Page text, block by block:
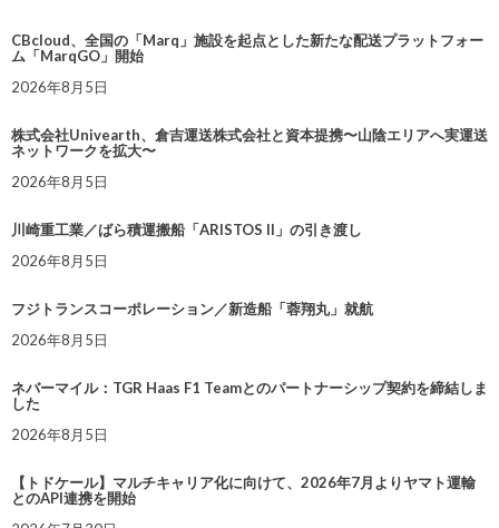
CBcloud、全国の「Marq」施設を起点とした新たな配送プラットフォー
ム「MarqGO」開始
2026年8月5日
株式会社Univearth、倉吉運送株式会社と資本提携〜山陰エリアへ実運送
ネットワークを拡大〜
2026年8月5日
川崎重工業／ばら積運搬船「ARISTOS II」の引き渡し
2026年8月5日
フジトランスコーポレーション／新造船「蓉翔丸」就航
2026年8月5日
ネバーマイル：TGR Haas F1 Teamとのパートナーシップ契約を締結しま
した
2026年8月5日
【トドケール】マルチキャリア化に向けて、2026年7月よりヤマト運輸
とのAPI連携を開始